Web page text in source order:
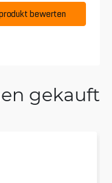
bewerten
gekauft